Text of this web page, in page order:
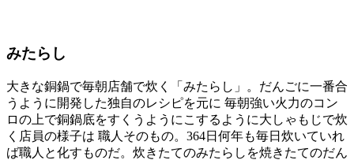
みたらし
大きな銅鍋で毎朝店舗で炊く「みたらし」。だんごに一番合
うように開発した独自のレシピを元に 毎朝強い火力のコン
ロの上で銅鍋底をすくうようにこするように大しゃもじで炊
く店員の様子は 職人そのもの。364日何年も毎日炊いていれ
ば職人と化すものだ。炊きたてのみたらしを焼きたてのだん